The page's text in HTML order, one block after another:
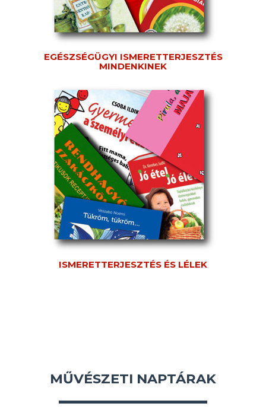
EGÉSZSÉGÜGYI ISMERETTERJESZTÉS
MINDENKINEK
ISMERETTERJESZTÉS ÉS LÉLEK
MŰVÉSZETI NAPTÁRAK